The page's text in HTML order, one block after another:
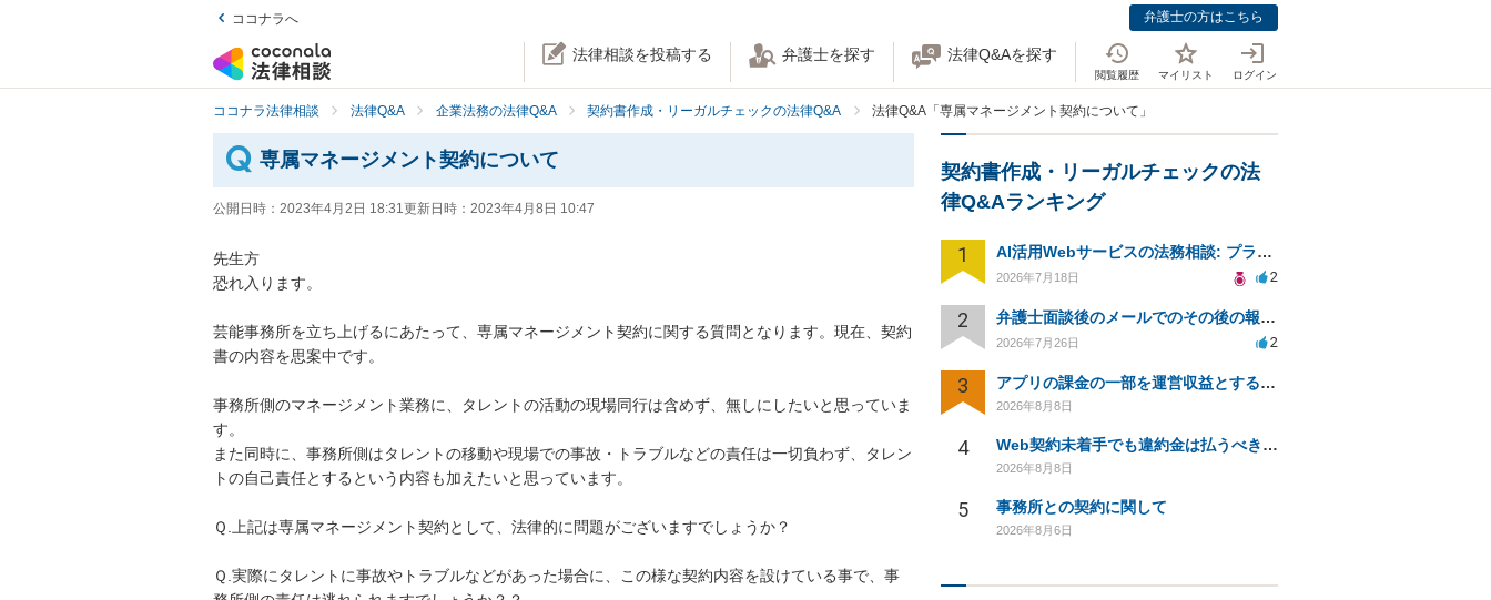
ココナラへ 弁護士の方はこちら
法律相談を投稿する 弁護士を探す 法律Q&Aを探す
閲覧履歴 マイリスト ログイン
ココナラ法律相談 法律Q&A 企業法務の法律Q&A 契約書作成・リーガルチェックの法律Q&A 法律Q&A「専属マネージメント契約について」
専属マネージメント契約について
公開日時： 2023年4月2日 18:31更新日時： 2023年4月8日 10:47
先生方
恐れ入ります。
芸能事務所を立ち上げるにあたって、専属マネージメント契約に関する質問となります。現在、契約
書の内容を思案中です。
事務所側のマネージメント業務に、タレントの活動の現場同行は含めず、無しにしたいと思っていま
す。
また同時に、事務所側はタレントの移動や現場での事故・トラブルなどの責任は一切負わず、タレン
トの自己責任とするという内容も加えたいと思っています。
Ｑ.上記は専属マネージメント契約として、法律的に問題がございますでしょうか？
Ｑ.実際にタレントに事故やトラブルなどがあった場合に、この様な契約内容を設けている事で、事
契約書作成・リーガルチェックの法
律Q&Aランキング
1 AI活用Webサービスの法務相談: プライバシーや未成年対応など
2026年7月18日 2
2 弁護士面談後のメールでのその後の報告は無料になるが、弁護士として興味ありますか？
2026年7月26日 2
3 アプリの課金の一部を運営収益とする仕組みは資金決済法に該当しますか？
2026年8月8日
4 Web契約未着手でも違約金は払うべきか？弁護士に相談
2026年8月8日
5 事務所との契約に関して
2026年8月6日